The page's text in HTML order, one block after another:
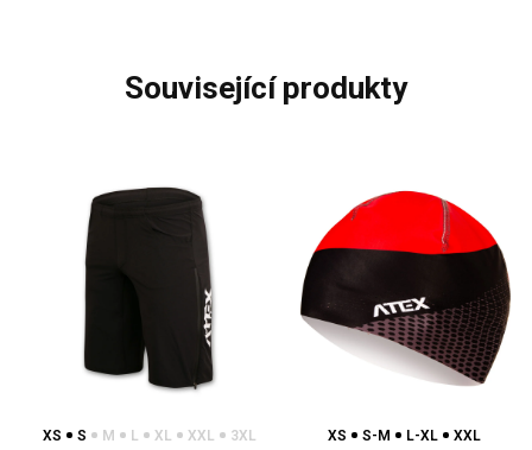
související produkty
XS S M L XL XXL 3XL XS S-M L-XL XXL